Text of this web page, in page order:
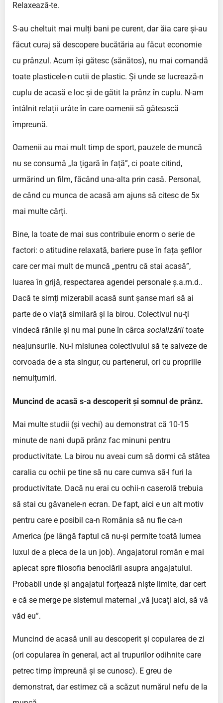
Relaxează-te.
S-au cheltuit mai mulți bani pe curent, dar ăia care și-au
făcut curaj să descopere bucătăria au făcut economie
cu prânzul. Acum își gătesc (sănătos), nu mai comandă
toate plasticele-n cutii de plastic. Și unde se lucrează-n
cuplu de acasă e loc și de gătit la prânz în cuplu. N-am
întâlnit relații urâte în care oamenii să gătească
împreună.
Oamenii au mai mult timp de sport, pauzele de muncă
nu se consumă „la țigară în față”, ci poate citind,
urmărind un film, făcând una-alta prin casă. Personal,
de când cu munca de acasă am ajuns să citesc de 5x
mai multe cărți.
Bine, la toate de mai sus contribuie enorm o serie de
factori: o atitudine relaxată, bariere puse în fața șefilor
care cer mai mult de muncă „pentru că stai acasă”,
luarea în grijă, respectarea agendei personale ș.a.m.d..
Dacă te simți mizerabil acasă sunt șanse mari să ai
parte de o viață similară și la birou. Colectivul nu-ți
vindecă rănile și nu mai pune în cârca socializării toate
neajunsurile. Nu-i misiunea colectivului să te salveze de
corvoada de a sta singur, cu partenerul, ori cu propriile
nemulțumiri.
Muncind de acasă s-a descoperit și somnul de prânz.
Mai multe studii (și vechi) au demonstrat că 10-15
minute de nani după prânz fac minuni pentru
productivitate. La birou nu aveai cum să dormi că stătea
caralia cu ochii pe tine să nu care cumva să-l furi la
productivitate. Dacă nu erai cu ochii-n caserolă trebuia
să stai cu găvanele-n ecran. De fapt, aici e un alt motiv
pentru care e posibil ca-n România să nu fie ca-n
America (pe lângă faptul că nu-și permite toată lumea
luxul de a pleca de la un job). Angajatorul român e mai
aplecat spre filosofia benoclării asupra angajatului.
Probabil unde și angajatul forțează niște limite, dar cert
e că se merge pe sistemul maternal „vă jucați aici, să vă
văd eu”.
Muncind de acasă unii au descoperit și copularea de zi
(ori copularea în general, act al trupurilor odihnite care
petrec timp împreună și se cunosc). E greu de
demonstrat, dar estimez că a scăzut numărul nefu de la